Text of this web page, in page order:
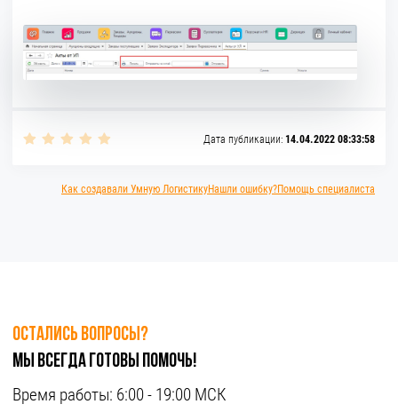
Дата публикации: 14.04.2022 08:33:58
Как создавали Умную ЛогистикуНашли ошибку?Помощь специалиста
Остались вопросы?
Мы всегда готовы помочь!
Время работы: 6:00 - 19:00 МСК